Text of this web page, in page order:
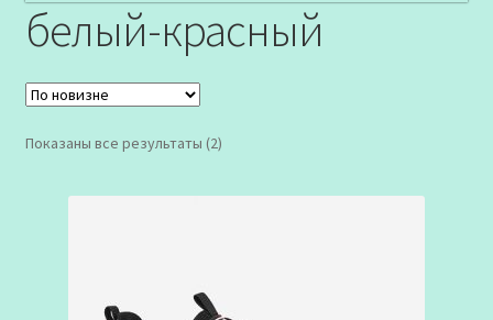
белый-красный
Показаны все результаты (2)Сортировка: